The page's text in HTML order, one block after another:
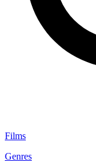
Films
Genres